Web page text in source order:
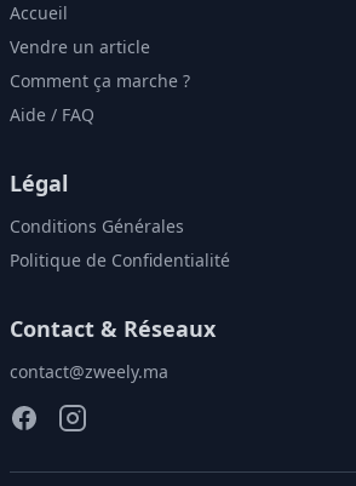
Accueil
Vendre un article
Comment ça marche ?
Aide / FAQ
Légal
Conditions Générales
Politique de Confidentialité
Contact & Réseaux
contact@zweely.ma